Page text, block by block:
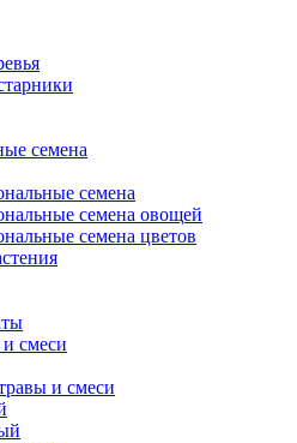
семена
семена
семена овощей
семена цветов
смеси
и смеси